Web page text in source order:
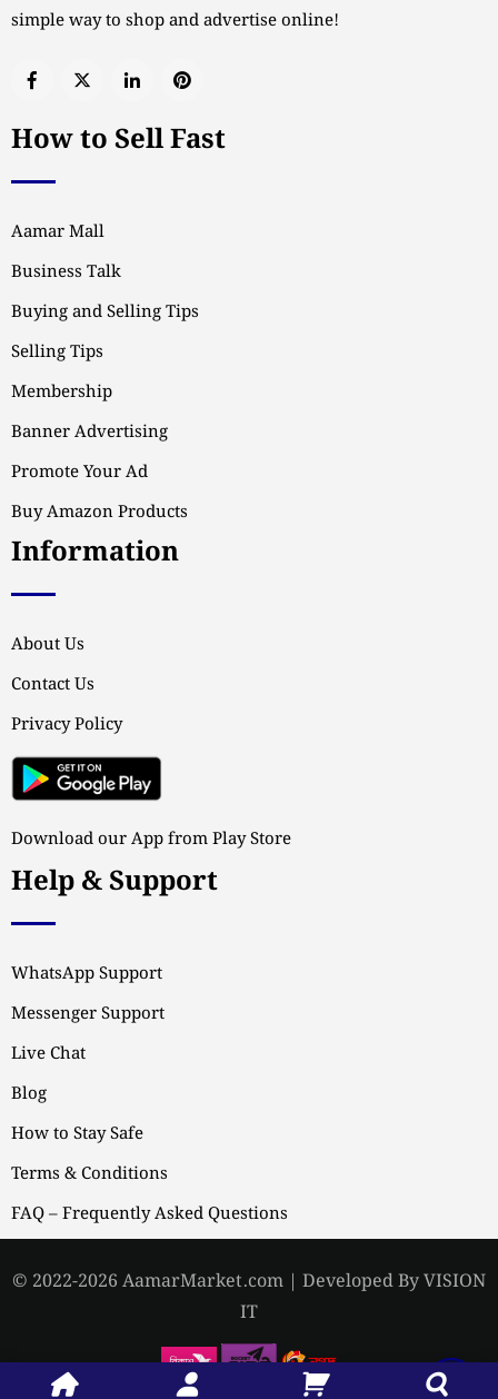
simple way to shop and advertise online!
How to Sell Fast
Aamar Mall
Business Talk
Buying and Selling Tips
Selling Tips
Membership
Banner Advertising
Promote Your Ad
Buy Amazon Products
Information
About Us
Contact Us
Privacy Policy
Download our App from Play Store
Help & Support
WhatsApp Support
Messenger Support
Live Chat
Blog
How to Stay Safe
Terms & Conditions
FAQ – Frequently Asked Questions
© 2022-2026 AamarMarket.com | Developed By VISION
IT